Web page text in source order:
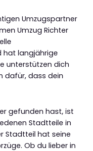
Umzugspartner
Umzug Richter
hat langjährige
unterstützen dich
dafür, dass dein
gefunden hast, ist
Stadtteile in
Stadtteil hat seine
Ob du lieber in